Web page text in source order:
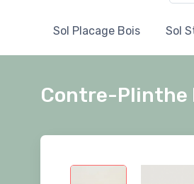
Sol Placage Bois Sol
Contre-Plinthe